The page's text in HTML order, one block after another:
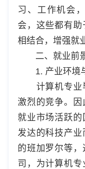
习、工作机会
会，这些都有
相结合，增强就
二、就业前
1. 产业环境
计算机专业
激烈的竞争。因
就业市场活跃
发达的科技产
的班加罗尔等
司，为计算机